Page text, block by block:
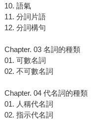
10. 語氣
11. 分詞片語
12. 分詞構句
Chapter. 03 名詞的種類
01. 可數名詞
02. 不可數名詞
Chapter. 04 代名詞的種類
01. 人稱代名詞
02. 指示代名詞